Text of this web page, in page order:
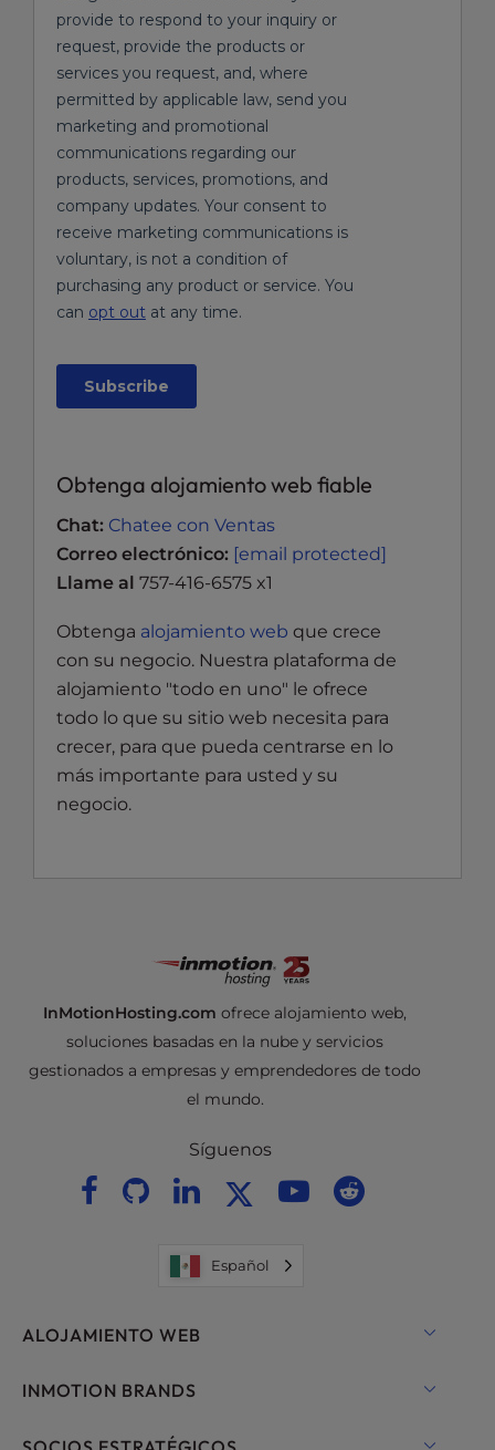
Obtenga alojamiento web fiable
Chat: Chatee con Ventas
Correo electrónico: [email protected]
Llame al 757-416-6575 x1
Obtenga alojamiento web que crece
con su negocio. Nuestra plataforma de
alojamiento "todo en uno" le ofrece
todo lo que su sitio web necesita para
crecer, para que pueda centrarse en lo
más importante para usted y su
negocio.
InMotionHosting.com ofrece alojamiento web,
soluciones basadas en la nube y servicios
gestionados a empresas y emprendedores de todo
el mundo.
Síguenos
Español
ALOJAMIENTO WEB
Alojamiento compartido
INMOTION BRANDS
Nube RamNode